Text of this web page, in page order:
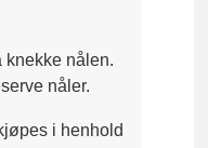
knekke nålen.
nåler.
i henhold til deres